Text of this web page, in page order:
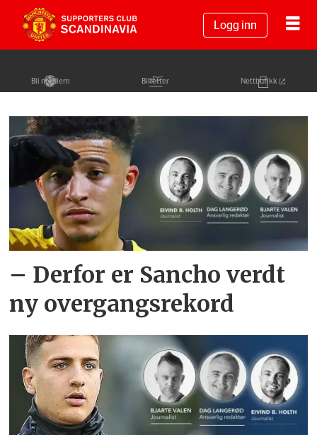
Logg inn
Bli medlem Billetter Nettbutikk
Tag:
spillerjakten
– Derfor er Sancho verdt
ny overgangsrekord